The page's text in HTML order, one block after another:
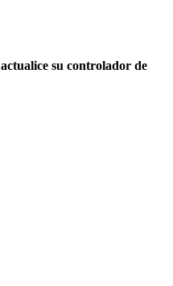
actualice su controlador de